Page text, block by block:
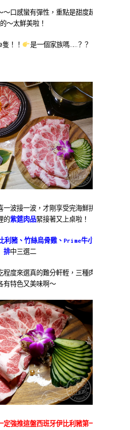
～口感蠻有彈性，重點是甜度超
～太鮮美啦！
！！ 是一個家族嗎……？？
一波接一波，才剛享受完海鮮拼
的紫筵肉品緊接著又上桌啦！
利豬、竹絲烏骨雞、Prime牛小
排中三選二
程度來選真的難分軒輊，三種肉
有特色又美味啊～
定強推這盤西班牙伊比利豬第一